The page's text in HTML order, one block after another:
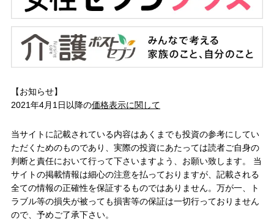
【お知らせ】
2021年4月1日以降の価格表示に関して
当サイトに記載されている内容はあくまでも投資の参考にしてい
ただくためのものであり、実際の投資にあたっては読者ご自身の
判断と責任において行って下さいますよう、お願い致します。 当
サイトの掲載情報は細心の注意を払っておりますが、記載される
全ての情報の正確性を保証するものではありません。万が一、ト
ラブル等の損失が被っても損害等の保証は一切行っておりません
ので、予めご了承下さい。